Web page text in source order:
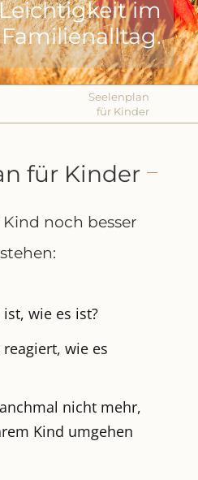
im
Familienalltag.
Seelenplan
für Kinder
für Kinder
noch besser
wie es ist?
wie es
nicht mehr,
Kind umgehen